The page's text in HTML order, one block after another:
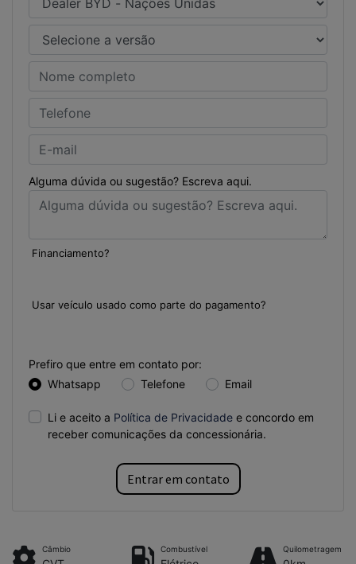
Alguma dúvida ou sugestão? Escreva aqui.
Financiamento?
Usar veículo usado como parte do pagamento?
Prefiro que entre em contato por:
Whatsapp
Telefone Email
Li e aceito a Política de Privacidade e concordo em
receber comunicações da concessionária.
Entrar em contato
Câmbio Combustível Quilometragem